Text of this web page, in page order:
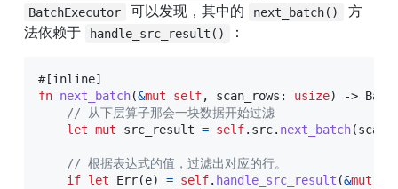
BatchExecutor 可以发现，其中的 next_batch()
方
法依赖于
handle_src_result() ：
#[inline]
fn next_batch(&mut self, scan_rows : usize) ->
// 从下层算子那会一块数据开始过滤
let mut src_result = self. src. next_batch(
// 根据表达式的值，过滤出对应的行。
if let Err(e) = self. handle_src_result (&mut